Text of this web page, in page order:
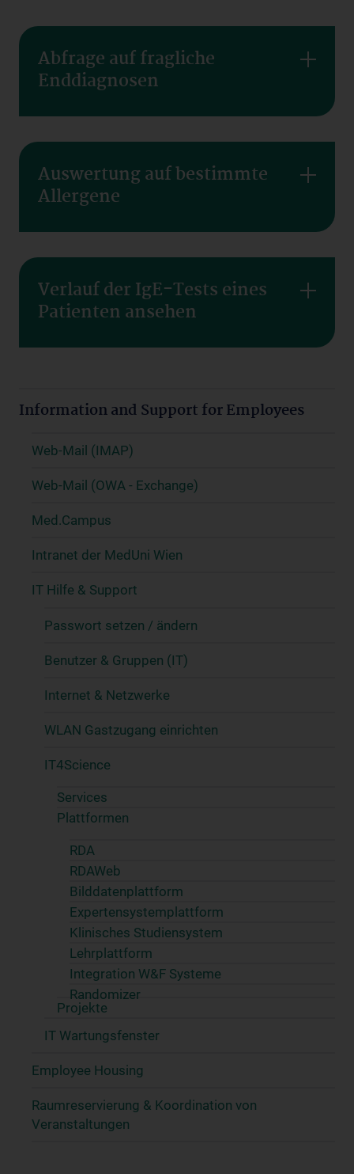
Abfrage auf fragliche
Enddiagnosen
Auswertung auf bestimmte
Allergene
Verlauf der IgE-Tests eines
Patienten ansehen
Information and Support for Employees
Web-Mail (IMAP)
Web-Mail (OWA - Exchange)
Med.Campus
Intranet der MedUni Wien
IT Hilfe & Support
Passwort setzen / ändern
Benutzer & Gruppen (IT)
Internet & Netzwerke
WLAN Gastzugang einrichten
IT4Science
Services
Plattformen
RDA
RDAWeb
Bilddatenplattform
Expertensystemplattform
Klinisches Studiensystem
Lehrplattform
Integration W&F Systeme
Randomizer
Projekte
IT Wartungsfenster
Employee Housing
Raumreservierung & Koordination von
Veranstaltungen